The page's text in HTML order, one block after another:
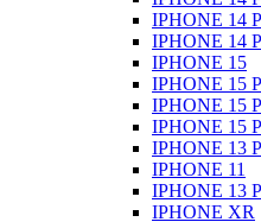
IPHONE 14
IPHONE 14
IPHONE 15
IPHONE 15
IPHONE 15
IPHONE 15
IPHONE 13
IPHONE 11
IPHONE 13
IPHONE XR